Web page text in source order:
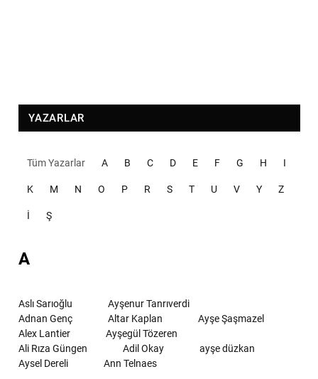
YAZARLAR
Tüm Yazarlar A B C D E F G H I
K M N O P R S T U V Y Z
İ Ş
A
Aslı Sarıoğlu
Ayşenur Tanrıverdi
Adnan Genç
Altar Kaplan
Ayşe Şaşmazel
Alex Lantier
Ayşegül Tözeren
Ali Rıza Güngen
Adil Okay
ayşe düzkan
Aysel Dereli
Ann Telnaes